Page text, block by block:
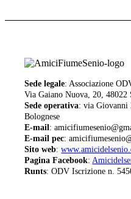
Sede legale: Associazione
Via Gaiano Nuova, 20, 48022
Sede operativa: via Giovanni
Bolognese
E-mail:
E-mail pec:
Sito web:
Pagina Facebook:
Runts: ODV Iscrizione n.